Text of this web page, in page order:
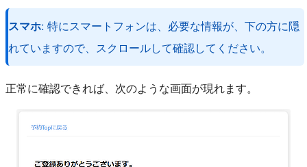
スマホ: 特にスマートフォンは、必要な情報が、下の方に隠
れていますので、スクロールして確認してください。
正常に確認できれば、次のような画面が現れます。